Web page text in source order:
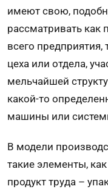
имеют свою,
рассматривать как
всего
цеха или отдела,
мельчайшей
какой-то
машины или
В модели
такие элементы,
продукт труда –